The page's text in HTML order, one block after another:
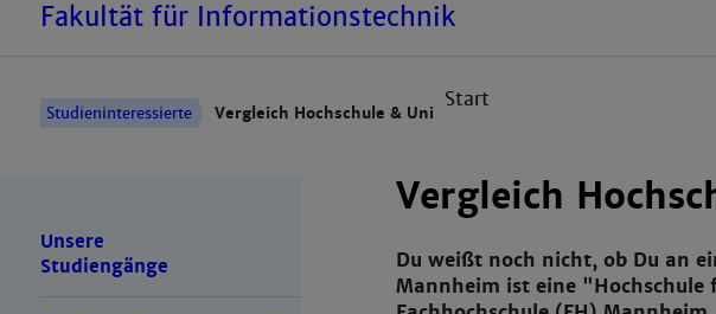
Fakultät für Informationstechnik
Start
Studieninteressierte Vergleich Hochschule & Uni
Unsere
Studiengänge
Vergleich
Du weißt noch nicht, ob Du an
Mannheim ist eine "Hochschule